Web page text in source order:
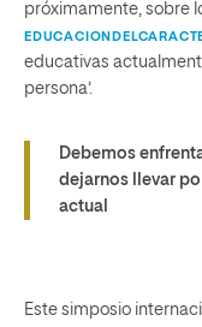
próximamente, sobre
educativas
persona’.
Debemos
dejarnos llevar
actual
Este simposio